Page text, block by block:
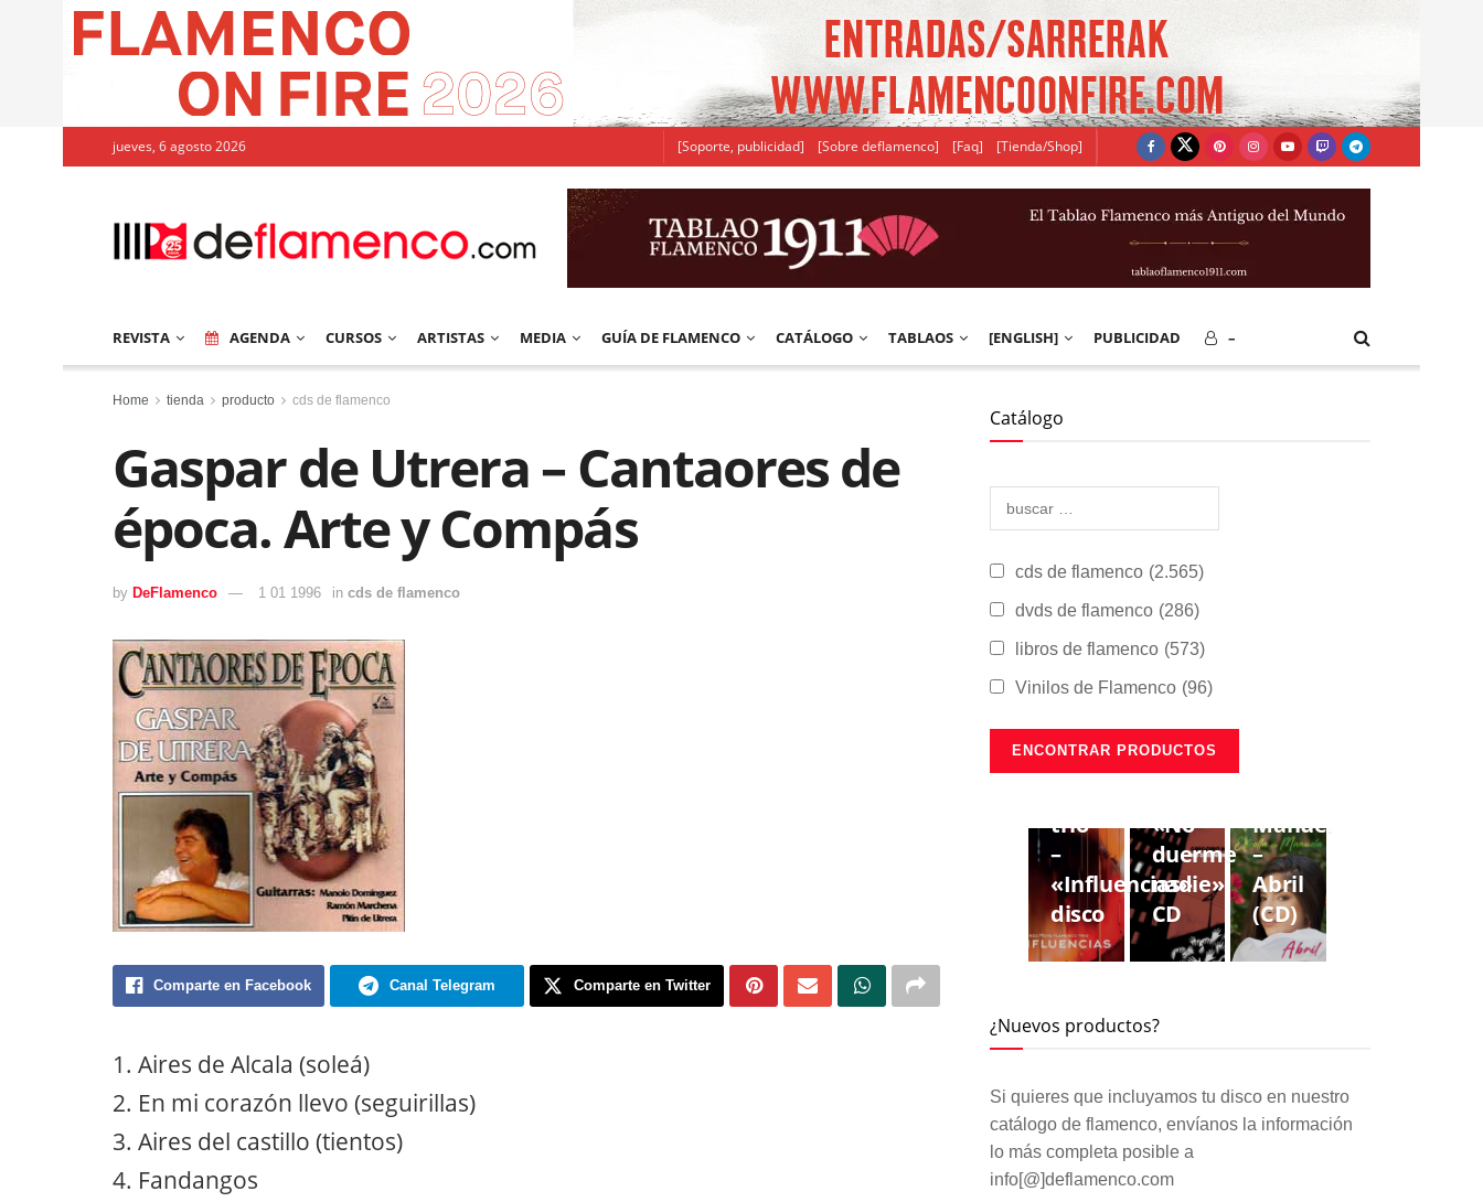
jueves, 6 agosto 2026 [Soporte, publicidad] [Sobre deflamenco] [Faq] [Tienda/Shop]
REVISTA AGENDA CURSOS ARTISTAS MEDIA GUÍA DE FLAMENCO CATÁLOGO TABLAOS [ENGLISH] PUBLICIDAD –
Home tienda producto cds de flamenco
Gaspar de Utrera – Cantaores de
época. Arte y Compás
by DeFlamenco 1 01 1996 in cds de flamenco
Comparte en Facebook Canal Telegram Comparte en Twitter
1. Aires de Alcala (soleá)
2. En mi corazón llevo (seguirillas)
3. Aires del castillo (tientos)
4. Fandangos
Catálogo
cds de flamenco (2.565)
dvds de flamenco (286)
libros de flamenco (573)
Vinilos de Flamenco (96)
FLAMENCO
Lorenzo
trío
–
«Influencias»
disco
FLAMENCO
Gregorio
«No
duerme
nadie»
CD
Manuela
–
Abril
(CD)
¿Nuevos productos?
Si quieres que incluyamos tu disco en nuestro
catálogo de flamenco, envíanos la información
lo más completa posible a
info[@]deflamenco.com